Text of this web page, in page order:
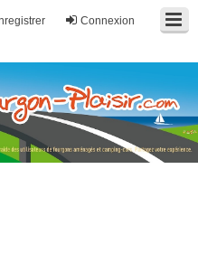
Connexion
de fourgons, fourgons
votre expérience.